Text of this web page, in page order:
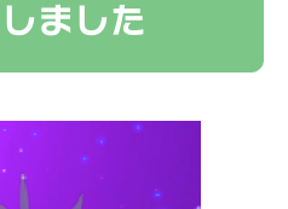
ました